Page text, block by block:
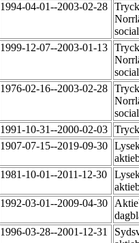
1994-04-01--2003-02-28
1999-12-07--2003-01-13
1976-02-16--2003-02-28
1991-10-31--2000-02-03
1907-07-15--2019-09-30
1981-10-01--2011-12-30
1992-03-01--2009-04-30
1996-03-28--2001-12-31